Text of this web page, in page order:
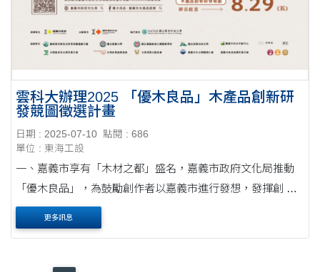
雲科大辦理2025 「優木良品」木產品創新研
發競圖徵選計畫
日期 : 2025-07-10 點閱 : 686
單位 : 東海工設
一、嘉義市享有「木材之都」盛名，嘉義市政府文化局推動
「優木良品」，為鼓勵創作者以嘉義市進行發想，發揮創 新
木藝精神。 (一) 徵件主題：以「生活木產品」為主題概念，
產生具嘉義市 關連性或代表性的產品，....
更多訊息